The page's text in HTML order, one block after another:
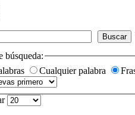
Buscar
búsqueda:
Cualquier palabra